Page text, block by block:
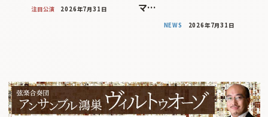
注目公演 2026年7月31日
マ…
NEWS 2026年7月31日